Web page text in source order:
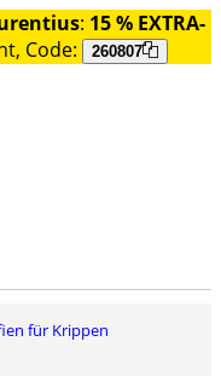
: 15 % EXTRA-
Code: 260807
für Krippen